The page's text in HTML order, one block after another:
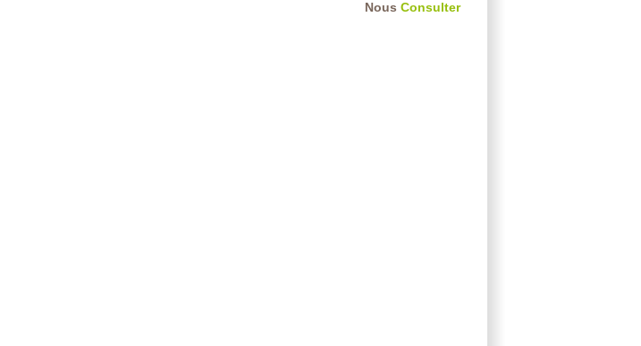
Nous Consulter